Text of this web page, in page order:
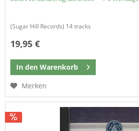
(Sugar Hill Records) 14 tracks
19,95 €
In den Warenkorb
Merken